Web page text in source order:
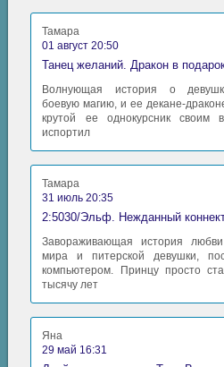
Тамара
01 август 20:50
Танец желаний. Дракон в
Волнующая история о
боевую магию, и ее декане-
крутой ее однокурсник своим
испортил
Тамара
31 июль 20:35
2:5030/Эльф. Нежданный
Завораживающая история
мира и питерской девушки,
компьютером. Принцу просто
тысячу лет
Яна
29 май 16:31